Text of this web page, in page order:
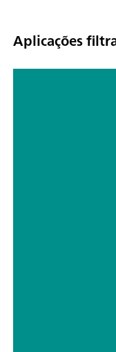
Aplicações